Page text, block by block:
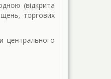
(відкрита
торгових
центрального